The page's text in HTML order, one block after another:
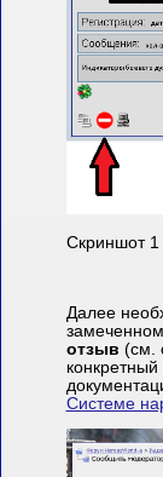
Скриншот 1
Далее
отзыв (см.
Системе